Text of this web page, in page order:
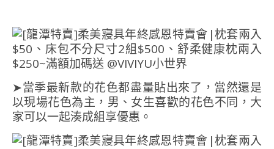
➤當季最新款的花色都盡量貼出來了，當然還是
以現場花色為主，男、女生喜歡的花色不同，大
家可以一起湊成組享優惠。